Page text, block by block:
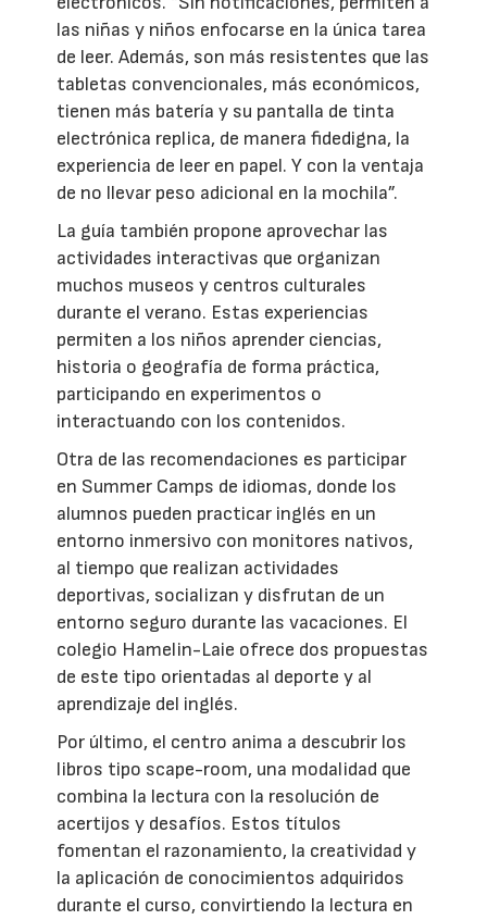
las niñas y niños enfocarse en la única tarea
de leer. Además, son más resistentes que las
tabletas convencionales, más económicos,
tienen más batería y su pantalla de tinta
electrónica replica, de manera fidedigna, la
experiencia de leer en papel. Y con la ventaja
de no llevar peso adicional en la mochila”.
La guía también propone aprovechar las
actividades interactivas que organizan
muchos museos y centros culturales
durante el verano. Estas experiencias
permiten a los niños aprender ciencias,
historia o geografía de forma práctica,
participando en experimentos o
interactuando con los contenidos.
Otra de las recomendaciones es participar
en Summer Camps de idiomas, donde los
alumnos pueden practicar inglés en un
entorno inmersivo con monitores nativos,
al tiempo que realizan actividades
deportivas, socializan y disfrutan de un
entorno seguro durante las vacaciones. El
colegio Hamelin-Laie ofrece dos propuestas
de este tipo orientadas al deporte y al
aprendizaje del inglés.
Por último, el centro anima a descubrir los
libros tipo scape-room, una modalidad que
combina la lectura con la resolución de
acertijos y desafíos. Estos títulos
fomentan el razonamiento, la creatividad y
la aplicación de conocimientos adquiridos
durante el curso, convirtiendo la lectura en